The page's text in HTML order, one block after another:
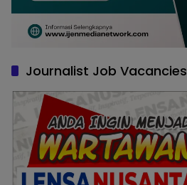
Journalist Job Vacancies